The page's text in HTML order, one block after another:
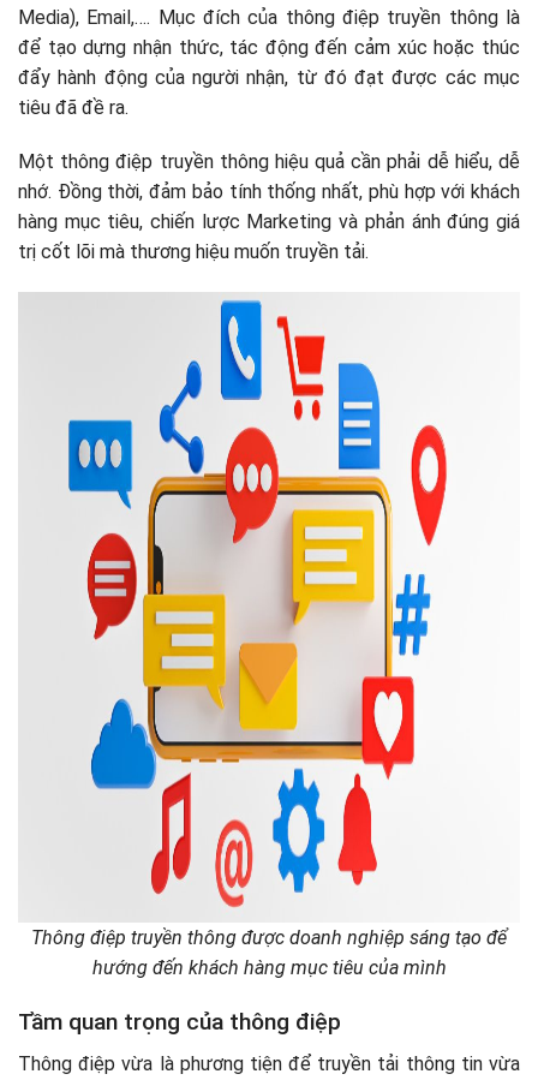
Media), Email,…. Mục đích của thông điệp truyền thông là
để tạo dựng nhận thức, tác động đến cảm xúc hoặc thúc
đẩy hành động của người nhận, từ đó đạt được các mục
tiêu đã đề ra.
Một thông điệp truyền thông hiệu quả cần phải dễ hiểu, dễ
nhớ. Đồng thời, đảm bảo tính thống nhất, phù hợp với khách
hàng mục tiêu, chiến lược Marketing và phản ánh đúng giá
trị cốt lõi mà thương hiệu muốn truyền tải.
Thông điệp truyền thông được doanh nghiệp sáng tạo để
hướng đến khách hàng mục tiêu của mình
Tầm quan trọng của thông điệp
Thông điệp vừa là phương tiện để truyền tải thông tin vừa